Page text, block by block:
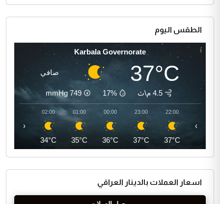
الطقس اليوم
Karbala Governorate
37°C صافي
4.5 م\ث 17%
749
mmHg
22:00
37°C
23:00
37°C
00:00
36°C
01:00
35°C
02:00
34°C
‹ ›
اسعار العملات بالدينار العراقي